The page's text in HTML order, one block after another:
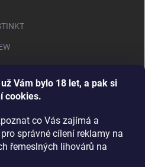
Vám bylo 18 let, a pak si
cookies.
co Vás zajímá a
správné cílení reklamy na
řemeslných lihovárů na
DRINKING-CAT